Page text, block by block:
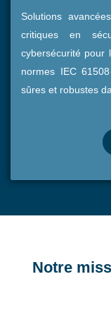
Solutions
critiques en
cybersécurité pour
normes IEC
sûres et robustes
Notre